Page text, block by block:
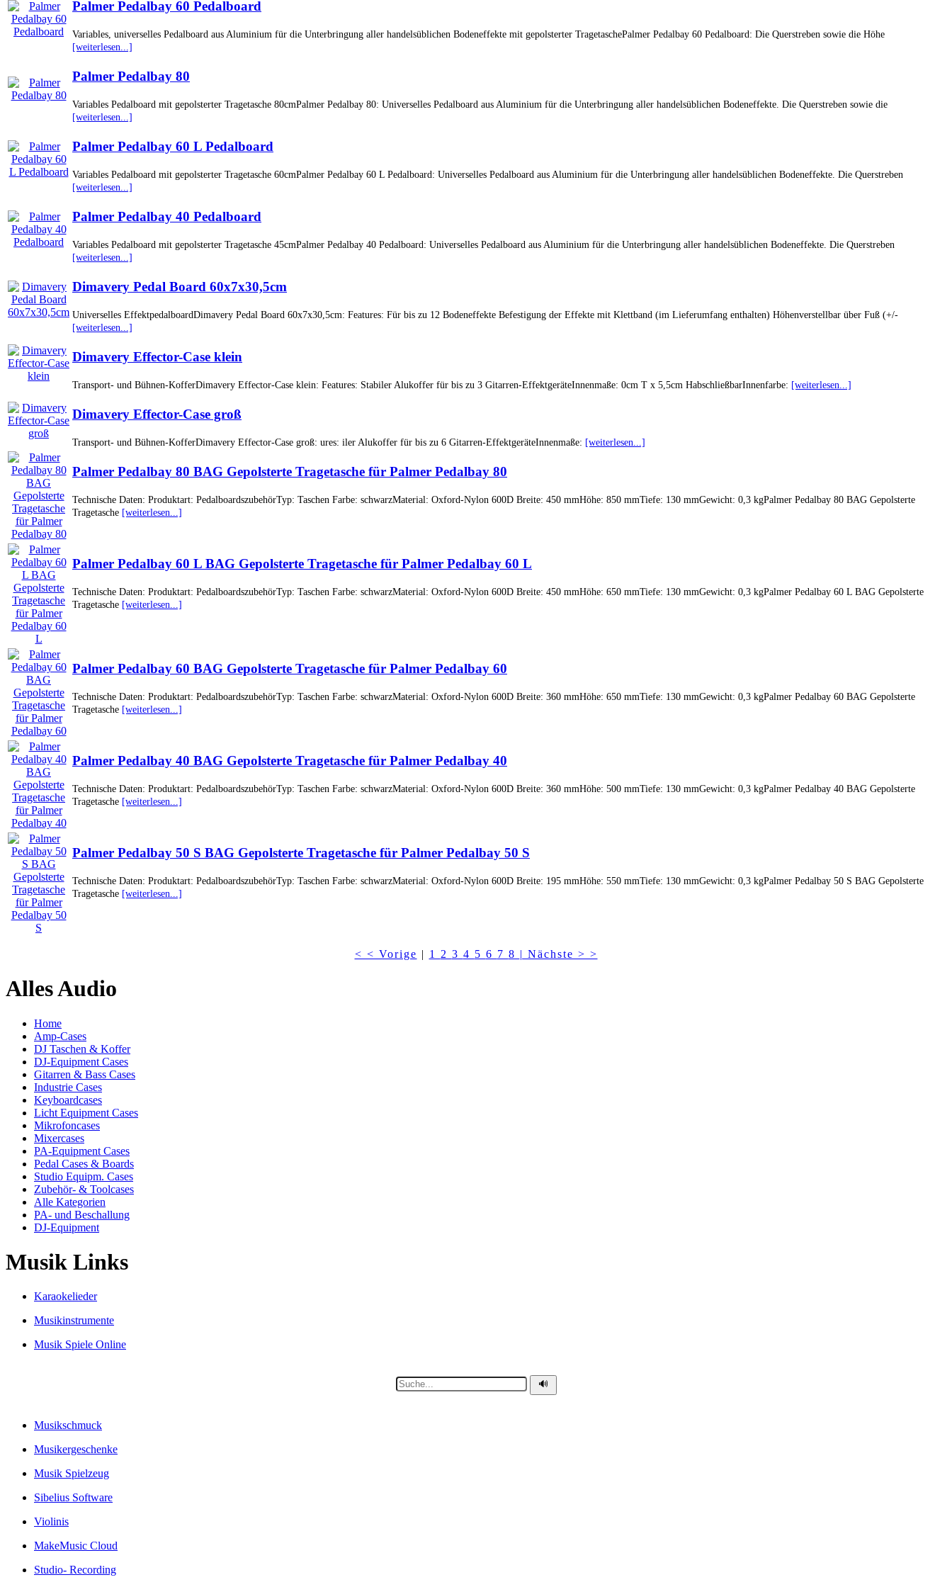
Palmer Pedalbay 60 Pedalboard
Variables, universelles Pedalboard aus Aluminium für die Unterbringung aller handelsüblichen Bodeneffekte mit gepolsterter TragetaschePalmer Pedalbay 60 Pedalboard: Die Querstreben sowie die Höhe
[weiterlesen...]
Palmer Pedalbay 80
Variables Pedalboard mit gepolsterter Tragetasche 80cmPalmer Pedalbay 80: Universelles Pedalboard aus Aluminium für die Unterbringung aller handelsüblichen Bodeneffekte. Die Querstreben sowie die
[weiterlesen...]
Palmer Pedalbay 60 L Pedalboard
Variables Pedalboard mit gepolsterter Tragetasche 60cmPalmer Pedalbay 60 L Pedalboard: Universelles Pedalboard aus Aluminium für die Unterbringung aller handelsüblichen Bodeneffekte. Die Querstreben
[weiterlesen...]
Palmer Pedalbay 40 Pedalboard
Variables Pedalboard mit gepolsterter Tragetasche 45cmPalmer Pedalbay 40 Pedalboard: Universelles Pedalboard aus Aluminium für die Unterbringung aller handelsüblichen Bodeneffekte. Die Querstreben
[weiterlesen...]
Dimavery Pedal Board 60x7x30,5cm
Universelles EffektpedalboardDimavery Pedal Board 60x7x30,5cm: Features: Für bis zu 12 Bodeneffekte Befestigung der Effekte mit Klettband (im Lieferumfang enthalten) Höhenverstellbar über Fuß (+/-
[weiterlesen...]
Dimavery Effector-Case klein
Transport- und Bühnen-KofferDimavery Effector-Case klein: Features: Stabiler Alukoffer für bis zu 3 Gitarren-EffektgeräteInnenmaße: 0cm T x 5,5cm HabschließbarInnenfarbe: [weiterlesen...]
Dimavery Effector-Case groß
Transport- und Bühnen-KofferDimavery Effector-Case groß: ures: iler Alukoffer für bis zu 6 Gitarren-EffektgeräteInnenmaße: [weiterlesen...]
Palmer Pedalbay 80 BAG Gepolsterte Tragetasche für Palmer Pedalbay 80
Technische Daten: Produktart: PedalboardszubehörTyp: Taschen Farbe: schwarzMaterial: Oxford-Nylon 600D Breite: 450 mmHöhe: 850 mmTiefe: 130 mmGewicht: 0,3 kgPalmer Pedalbay 80 BAG Gepolsterte
Tragetasche [weiterlesen...]
Palmer Pedalbay 60 L BAG Gepolsterte Tragetasche für Palmer Pedalbay 60 L
Technische Daten: Produktart: PedalboardszubehörTyp: Taschen Farbe: schwarzMaterial: Oxford-Nylon 600D Breite: 450 mmHöhe: 650 mmTiefe: 130 mmGewicht: 0,3 kgPalmer Pedalbay 60 L BAG Gepolsterte
Tragetasche [weiterlesen...]
Palmer Pedalbay 60 BAG Gepolsterte Tragetasche für Palmer Pedalbay 60
Technische Daten: Produktart: PedalboardszubehörTyp: Taschen Farbe: schwarzMaterial: Oxford-Nylon 600D Breite: 360 mmHöhe: 650 mmTiefe: 130 mmGewicht: 0,3 kgPalmer Pedalbay 60 BAG Gepolsterte
Tragetasche [weiterlesen...]
Palmer Pedalbay 40 BAG Gepolsterte Tragetasche für Palmer Pedalbay 40
Technische Daten: Produktart: PedalboardszubehörTyp: Taschen Farbe: schwarzMaterial: Oxford-Nylon 600D Breite: 360 mmHöhe: 500 mmTiefe: 130 mmGewicht: 0,3 kgPalmer Pedalbay 40 BAG Gepolsterte
Tragetasche [weiterlesen...]
Palmer Pedalbay 50 S BAG Gepolsterte Tragetasche für Palmer Pedalbay 50 S
Technische Daten: Produktart: PedalboardszubehörTyp: Taschen Farbe: schwarzMaterial: Oxford-Nylon 600D Breite: 195 mmHöhe: 550 mmTiefe: 130 mmGewicht: 0,3 kgPalmer Pedalbay 50 S BAG Gepolsterte
Tragetasche [weiterlesen...]
< < Vorige | 1 2 3 4 5 6 7 8 | Nächste > >
Alles Audio
Home
Amp-Cases
DJ Taschen & Koffer
DJ-Equipment Cases
Gitarren & Bass Cases
Industrie Cases
Keyboardcases
Licht Equipment Cases
Mikrofoncases
Mixercases
PA-Equipment Cases
Pedal Cases & Boards
Studio Equipm. Cases
Zubehör- & Toolcases
Alle Kategorien
PA- und Beschallung
DJ-Equipment
Musik Links
Karaokelieder
Musikinstrumente
Musik Spiele Online
Musikschmuck
Musikergeschenke
Musik Spielzeug
Sibelius Software
Violinis
MakeMusic Cloud
Studio- Recording